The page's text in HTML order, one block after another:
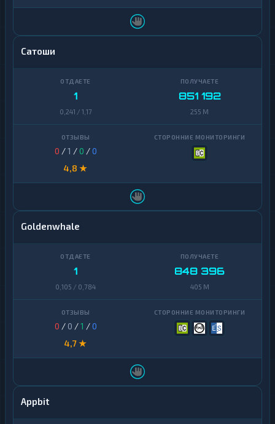
Сатоши
1
0,241 / 1,17
851 192
255 M
0 /1 /0 /0
4,8 ★
Goldenwhale
1
0,105 / 0,784
848 396
405 M
0 / 0 /1 /0
4,7 ★
Appbit